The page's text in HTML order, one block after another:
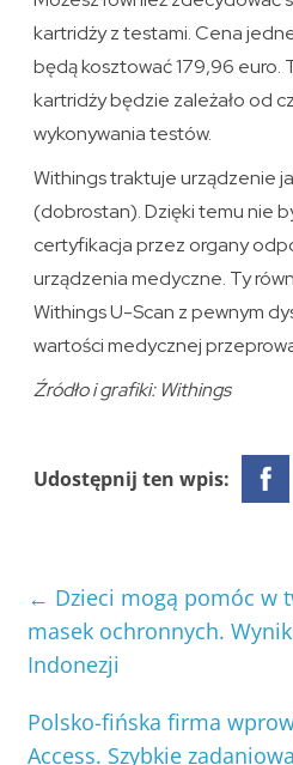
kartridży z testami. Cena
będą kosztować 179,96 euro.
kartridży będzie zależało od
wykonywania testów.
Withings traktuje urządzenie
(dobrostan). Dzięki temu nie
certyfikacja przez organy
urządzenia medyczne. Ty
Withings U-Scan z pewnym
wartości medycznej
Źródło i grafiki: Withings
Udostępnij ten wpis:
← Dzieci mogą pomóc w
masek ochronnych.
Indonezji
Polsko-fińska firma
Access. Szybkie